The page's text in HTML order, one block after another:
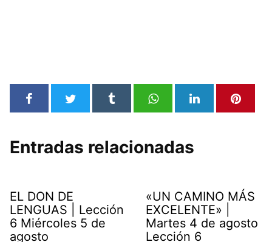
Entradas relacionadas
EL DON DE
LENGUAS | Lección
6 Miércoles 5 de
agosto
«UN CAMINO MÁS
EXCELENTE» |
Martes 4 de agosto
Lección 6